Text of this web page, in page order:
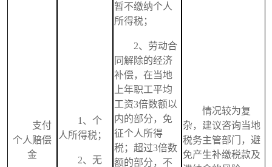
支付
个人赔偿
金
1、 个
人所得税；
2、 无
暂不缴纳个人
所得税；
2、 劳动合
同解除的经济
补偿， 在当地
上年职工平均
工资3倍数额以
内的部分，免
征个人所得
税；超过3倍数
额的部分，不
情况较为复
杂，建议咨询当地
税务主管部门，避
免产生补缴税款及